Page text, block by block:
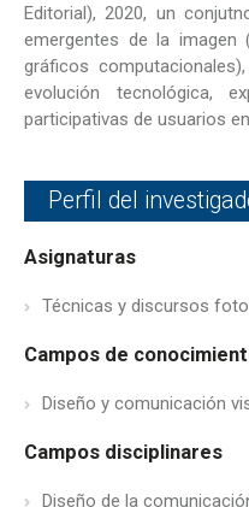
Editorial), 2020, un
emergentes de la imagen
gráficos
evolución tecnológica,
participativas de usuarios
Perfil del
Asignaturas
Técnicas y discursos
Campos de
Diseño y comunicación
Campos disciplinares
Diseño de la